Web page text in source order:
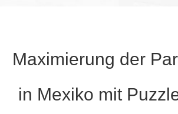
Maximierung der
in Mexiko mit